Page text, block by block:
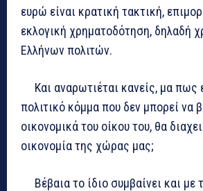
ευρώ είναι κρατική τακτική,
εκλογική χρηματοδότηση, δηλαδή
Ελλήνων πολιτών.
Και αναρωτιέται κανείς, μα πως
πολιτικό κόμμα που δεν μπορεί να
οικονομικά του οίκου του, θα
οικονομία της χώρας μας;
Βέβαια το ίδιο συμβαίνει και με